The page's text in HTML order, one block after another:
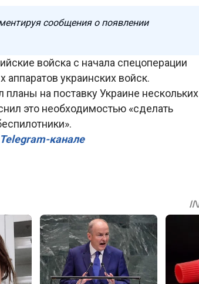
сообщения о появлении
войска с начала спецоперации
украинских войск.
на поставку Украине нескольких
это необходимостью «сделать
канале